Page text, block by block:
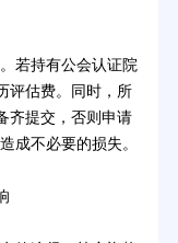
若持有公会认证院
评估费。同时，所
齐提交，否则申请
成不必要的损失。